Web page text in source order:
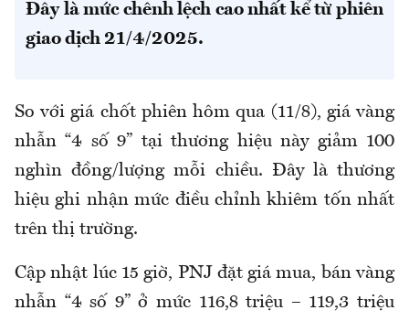
Đây là mức chênh lệch cao nhất kể từ phiên
giao dịch 21/4/2025.
So với giá chốt phiên hôm qua (11/8), giá vàng
nhẫn “4 số 9” tại thương hiệu này giảm 100
nghìn đồng/lượng mỗi chiều. Đây là thương
hiệu ghi nhận mức điều chỉnh khiêm tốn nhất
trên thị trường.
Cập nhật lúc 15 giờ, PNJ đặt giá mua, bán vàng
nhẫn “4 số 9” ở mức 116,8 triệu – 119,3 triệu